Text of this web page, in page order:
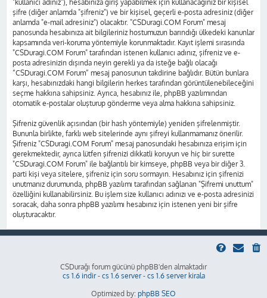
"kullanıcı adınız"), hesabınıza giriş yapabilmek için kullanacağınız bir kişisel
şifre (diğer anlamda "şifreniz") ve bir kişisel, geçerli e-posta adresiniz (diğer
anlamda "e-mail adresiniz") olacaktır. "CSDuragi.COM Forum" mesaj
panosunda hesabınıza ait bilgileriniz hostumuzun barındığı ülkedeki kanunlar
kapsamında veri-koruma yöntemiyle korunmaktadır. Kayıt işlemi sırasında
"CSDuragi.COM Forum" tarafından istenen kullanıcı adınız, şifreniz ve e-
posta adresinizin dışında neyin gerekli ya da isteğe bağlı olacağı
“CSDuragi.COM Forum” mesaj panosunun takdirine bağlıdır. Bütün bunlara
karşı, hesabınızdaki hangi bilgilerin herkes tarafından görüntülenebileceğini
seçme hakkına sahipsiniz. Ayrıca, hesabınız ile, phpBB yazılımından
otomatik e-postalar oluşturup gönderme veya alma hakkına sahipsiniz.
Şifreniz güvenlik açısından (bir hash yöntemiyle) yeniden şifrelenmiştir.
Bununla birlikte, farklı web sitelerinde aynı şifreyi kullanmamanız önerilir.
Şifreniz "CSDuragi.COM Forum" mesaj panosundaki hesabınıza erişim için
gerekmektedir, ayrıca lütfen şifrenizi dikkatli koruyun ve hiç bir surette
"CSDuragi.COM Forum" ile bağlantılı bir kimseye, phpBB veya bir diğer 3.
parti kişi veya sitelere, şifreniz için soru sormayın. Hesabınız için şifrenizi
unutmanız durumunda, phpBB yazılımı tarafından sağlanan "Şifremi unuttum"
özelliğini kullanabilirsiniz. Bu işlem size kullanıcı adınızı ve e-posta adresinizi
soracak, daha sonra phpBB yazılımı hesabınız için istenen yeni bir şifre
oluşturacaktır.
CSDurağı forum gücünü phpBB'den almaktadır
cs 1.6 indir- cs 1.6 server- cs 1.6 server kirala
Optimized by: phpBB SEO